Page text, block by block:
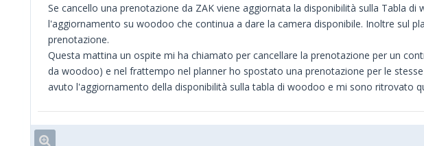
Se cancello una prenotazione da ZAK viene aggiornata la disponibilità sulla Tabla
l'aggiornamento su woodoo che continua a dare la camera disponibile. Inoltre sul
prenotazione.
Questa mattina un ospite mi ha chiamato per cancellare la prenotazione per un
da woodoo) e nel frattempo nel planner ho spostato una prenotazione per le
avuto l'aggiornamento della disponibilità sulla tabla di woodoo e mi sono ritrovato